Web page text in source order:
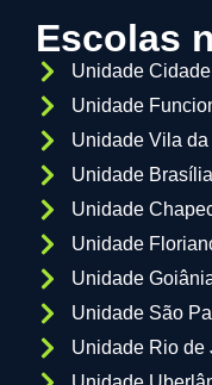
Escolas
Unidade
Unidade
Unidade Vila
Unidade Brasília
Unidade
Unidade
Unidade
Unidade São
Unidade Rio de